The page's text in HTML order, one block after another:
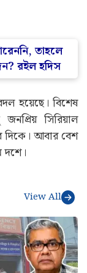
তাহলে
রইল হদিস
হয়েছে। বিশেষ
সিরিয়াল
দিকে। আবার বেশ
দশে।
View All